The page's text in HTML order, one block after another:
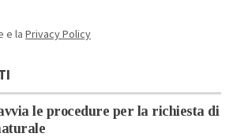
e la Privacy Policy
le procedure per la richiesta di